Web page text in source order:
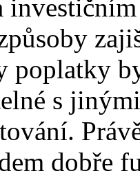
poplatky
s
dobře